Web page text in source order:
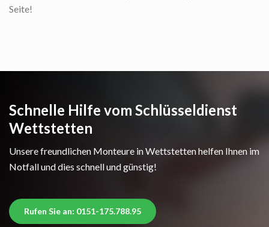
Seite!
Schnelle Hilfe vom Schlüsseldienst
Wettstetten
Unsere freundlichen Monteure in Wettstetten helfen Ihnen im
Notfall und dies schnell und günstig!
Rufen Sie an: 0151-175.788.95